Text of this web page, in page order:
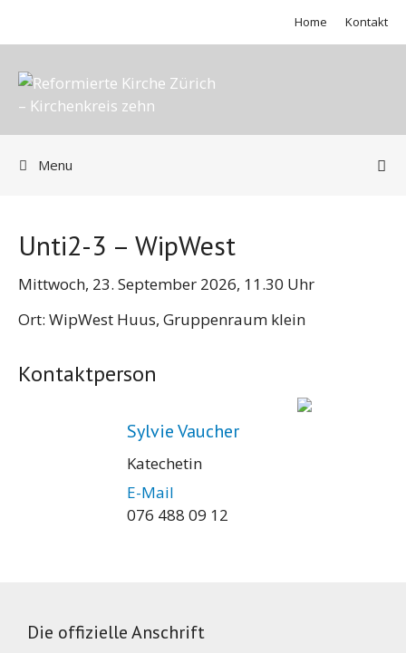
Home Kontakt
Menu
Unti2-3 – WipWest
Mittwoch, 23. September 2026, 11.30 Uhr
Ort: WipWest Huus, Gruppenraum klein
Kontaktperson
Sylvie Vaucher
Katechetin
E-Mail
076 488 09 12
Die offizielle Anschrift